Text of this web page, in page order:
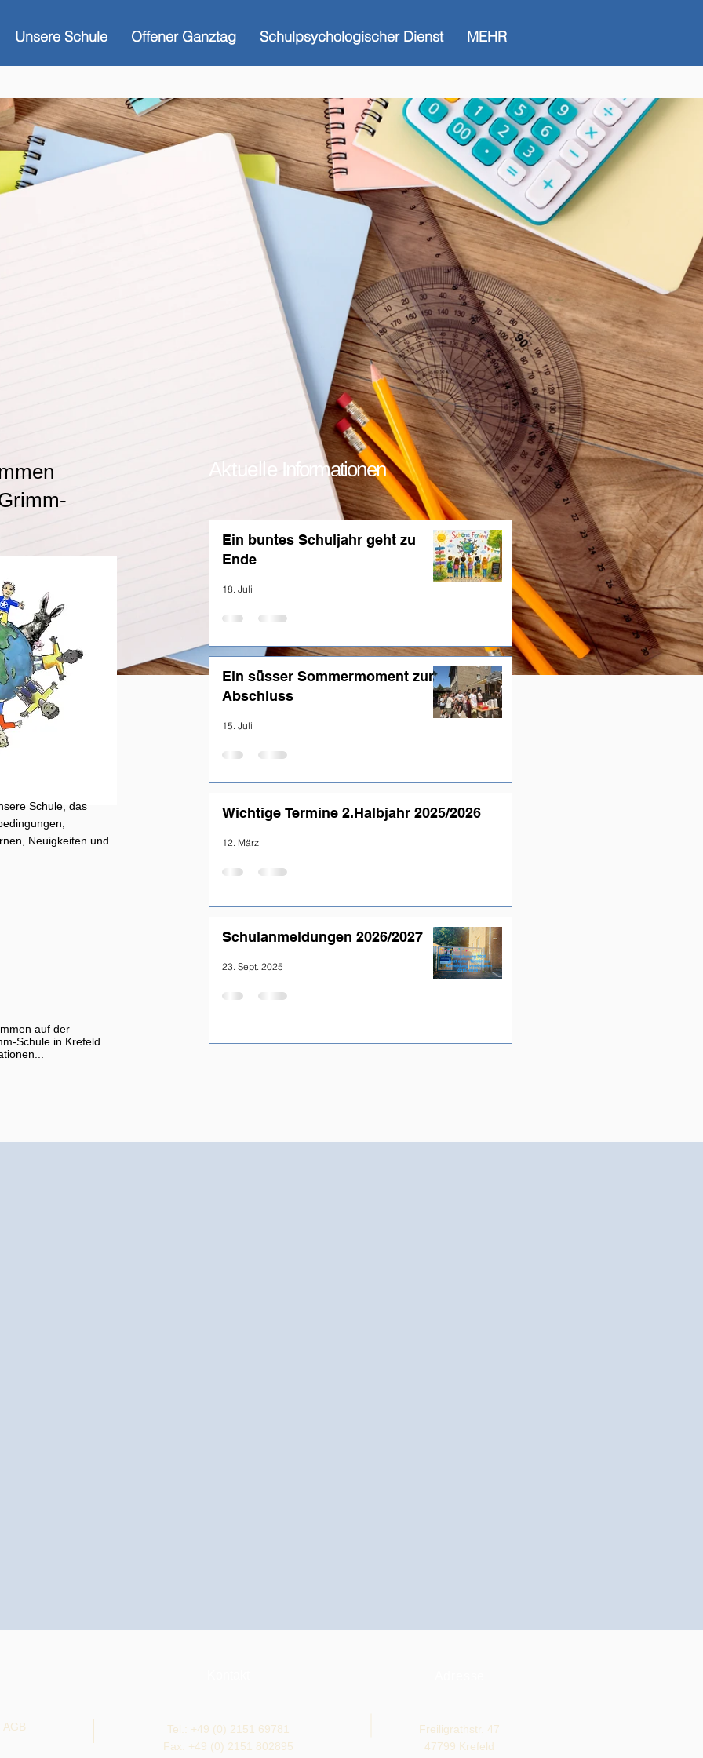
Unsere Schule Offener Ganztag Schulpsychologischer Dienst MEHR
Schule, das
Neuigkeiten und
auf der
Schule in Krefeld.
Aktuelle Informationen
Ein buntes Schuljahr geht zu
Ende
18. Juli
Ein süsser Sommermoment zum
Abschluss
15. Juli
Wichtige Termine 2.Halbjahr 2025/2026
12. März
Schulanmeldungen 2026/2027
23. Sept. 2025
AGB
Tel.: +49 (0) 2151 69781
Fax: +49 (0) 2151 802895
Freiligrathstr. 47
47799 Krefeld